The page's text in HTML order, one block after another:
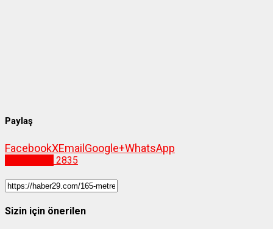
Paylaş
FacebookXEmail Google+WhatsApp
2835
Sizin için önerilen